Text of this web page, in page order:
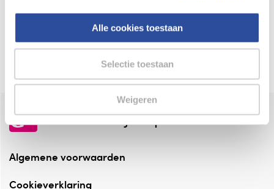
Alle cookies toestaan
Selectie toestaan
Weigeren
Altijd onze folder bij de hand
Check onze folders ⁠bij AlleFolders.
de vriendelijke specialist
Algemene voorwaarden
Cookieverklaring